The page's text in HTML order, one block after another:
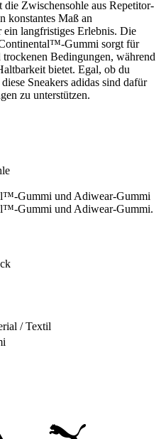
die Zwischensohle aus Repetitor-
konstantes Maß an
langfristiges Erlebnis. Die
Gummi sorgt für
Bedingungen, während
bietet. Egal, ob du
Sneakers adidas sind dafür
zu unterstützen.
Gummi und Adiwear-Gummi
Gummi und Adiwear-Gummi.
/ Textil